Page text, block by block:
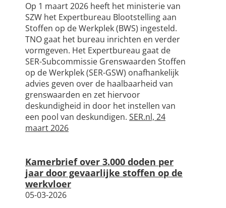
Op 1 maart 2026 heeft het ministerie van
SZW het Expertbureau Blootstelling aan
Stoffen op de Werkplek (BWS) ingesteld.
TNO gaat het bureau inrichten en verder
vormgeven. Het Expertbureau gaat de
SER-Subcommissie Grenswaarden Stoffen
op de Werkplek (SER-GSW) onafhankelijk
advies geven over de haalbaarheid van
grenswaarden en zet hiervoor
deskundigheid in door het instellen van
een pool van deskundigen. SER.nl, 24
maart 2026
Kamerbrief over 3.000 doden per
jaar door gevaarlijke stoffen op de
werkvloer
05-03-2026